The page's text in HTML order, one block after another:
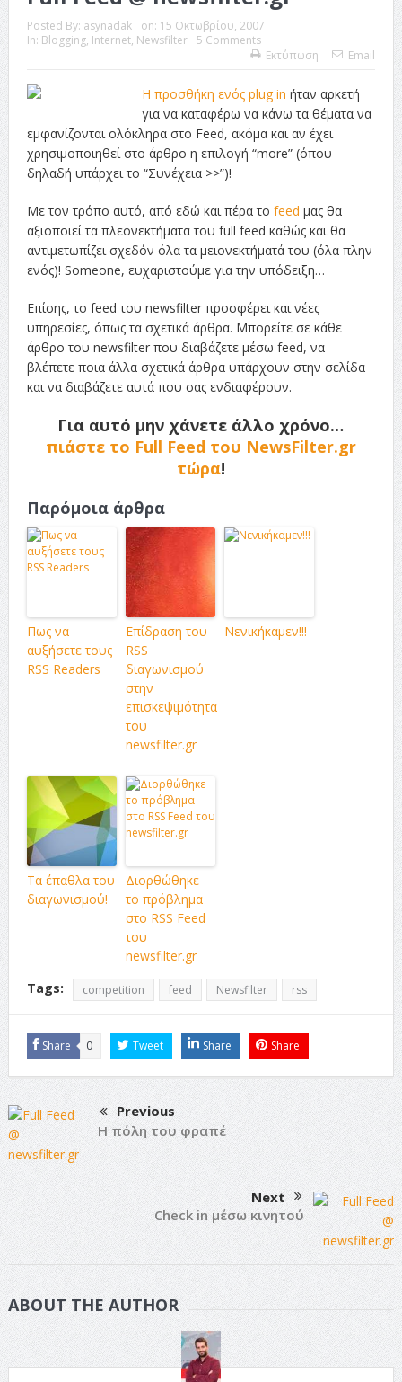
ταινία
Το νουάρ στον ελληνικό κινηματογράφο
Η Φροντίδα Έχει Πολλές Μορφές: Κι Όλες Σε Αφορούν
Τρία Βήματα Μπροστά για Σένα και την Επιχείρησή σου
Posted By: asynadak on: 15 Οκτωβρίου, 2007
In: Blogging, Internet, Newsfilter
5 Comments
Εκτύπωση
Email
Η προσθήκη ενός plug in ήταν αρκετή
για να καταφέρω να κάνω τα θέματα να
εμφανίζονται ολόκληρα στο Feed, ακόμα και αν έχει
χρησιμοποιηθεί στο άρθρο η επιλογή “more” (όπου
δηλαδή υπάρχει το “Συνέχεια >>”)!
Με τον τρόπο αυτό, από εδώ και πέρα το feed μας θα
αξιοποιεί τα πλεονεκτήματα του full feed καθώς και θα
αντιμετωπίζει σχεδόν όλα τα μειονεκτήματά του (όλα πλην
ενός)! Someone, ευχαριστούμε για την υπόδειξη…
Επίσης, το feed του newsfilter προσφέρει και νέες
υπηρεσίες, όπως τα σχετικά άρθρα. Μπορείτε σε κάθε
άρθρο του newsfilter που διαβάζετε μέσω feed, να
βλέπετε ποια άλλα σχετικά άρθρα υπάρχουν στην σελίδα
και να διαβάζετε αυτά που σας ενδιαφέρουν.
Για αυτό μην χάνετε άλλο χρόνο…
πιάστε το Full Feed του NewsFilter.gr
τώρα!
Παρόμοια άρθρα
Πως να
αυξήσετε τους
RSS Readers
Επίδραση του
RSS
διαγωνισμού
στην
επισκεψιμότητα
του
newsfilter.gr
Νενικήκαμεν!!!
Τα έπαθλα του
διαγωνισμού!
Διορθώθηκε
το πρόβλημα
στο RSS Feed
του
newsfilter.gr
Tags:
competition feed Newsfilter rss
Share 0 Tweet Share Share
Previous
Η πόλη του φραπέ
Next
Check in μέσω κινητού
ABOUT THE AUTHOR